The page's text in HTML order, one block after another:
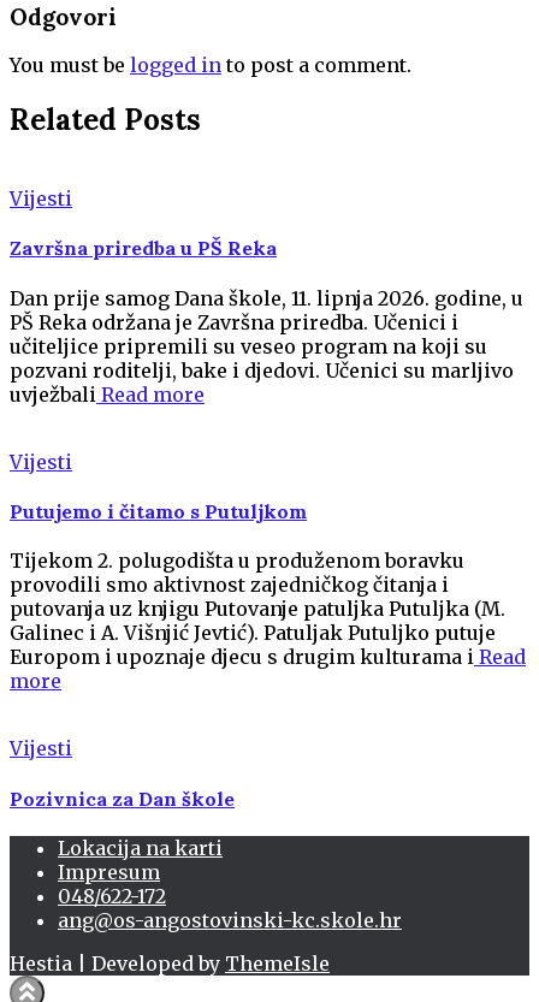
Odgovori
You must be logged into post a comment.
Related Posts
Vijesti
Završna priredba u PŠ Reka
Dan prije samog Dana škole, 11. lipnja 2026. godine, u
PŠ Reka održana je Završna priredba. Učenici i
učiteljice pripremili su veseo program na koji su
pozvani roditelji, bake i djedovi. Učenici su marljivo
uvježbali Read more
Vijesti
Putujemo i čitamo s Putuljkom
Tijekom 2. polugodišta u produženom boravku
provodili smo aktivnost zajedničkog čitanja i
putovanja uz knjigu Putovanje patuljka Putuljka (M.
Galinec i A. Višnjić Jevtić). Patuljak Putuljko putuje
Europom i upoznaje djecu s drugim kulturama i Read
more
Vijesti
Pozivnica za Dan škole
Lokacija na karti
Impresum
048/622-172
ang@os-angostovinski-kc.skole.hr
Hestia | Developed by ThemeIsle